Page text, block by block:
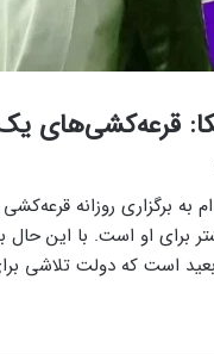
قرعه‌کشی‌های
برای او است. با این حال
بعید است که دولت تلاشی